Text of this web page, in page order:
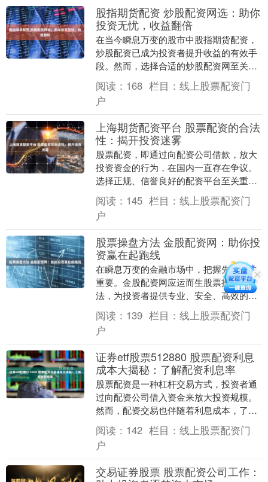
股指期货配资 炒股配资网选：助你
投资无忧，收益翻倍
在当今瞬息万变的股市中股指期货配资，
炒股配资已成为投资者提升收益的有效手
段。然而，选择合适的炒股配资网至关重
要，它将直接影响你的投资体验和收益
率。 在开始炒股之....
阅读： 168 栏目： 线上股票配资门
户
上海期货配资平台 股票配资的合法
性：揭开投资迷雾
股票配资，即通过向配资公司借款，放大
投资资金的行为，在国内一直存在争议。
选择正规、信誉良好的配资平台至关重
要。平台的资金安全、杠杆倍数、利息费
用等因素都应仔细....
阅读： 145 栏目： 线上股票配资门
户
股票操盘方法 金股配资网：助你投
资赢在起跑线
在瞬息万变的金融市场中，把握先机至关
重要。金股配资网应运而生股票操盘方
法，为投资者提供专业、安全、高效的配
资服务，助你投资赢在起跑线股票操盘方
法。 * 证监会发....
阅读： 139 栏目： 线上股票配资门
户
证券etf股票512880 股票配资利息
成本大揭秘：了解配资利息率
股票配资是一种杠杆交易方式，投资者通
过向配资公司借入资金来放大投资规模。
然而，配资交易也伴随着利息成本，了解
配资利息率至关重要。 避免频繁交易，专
注于长期持有优....
阅读： 142 栏目： 线上股票配资门
户
交易证券股票 股票配资公司工作：